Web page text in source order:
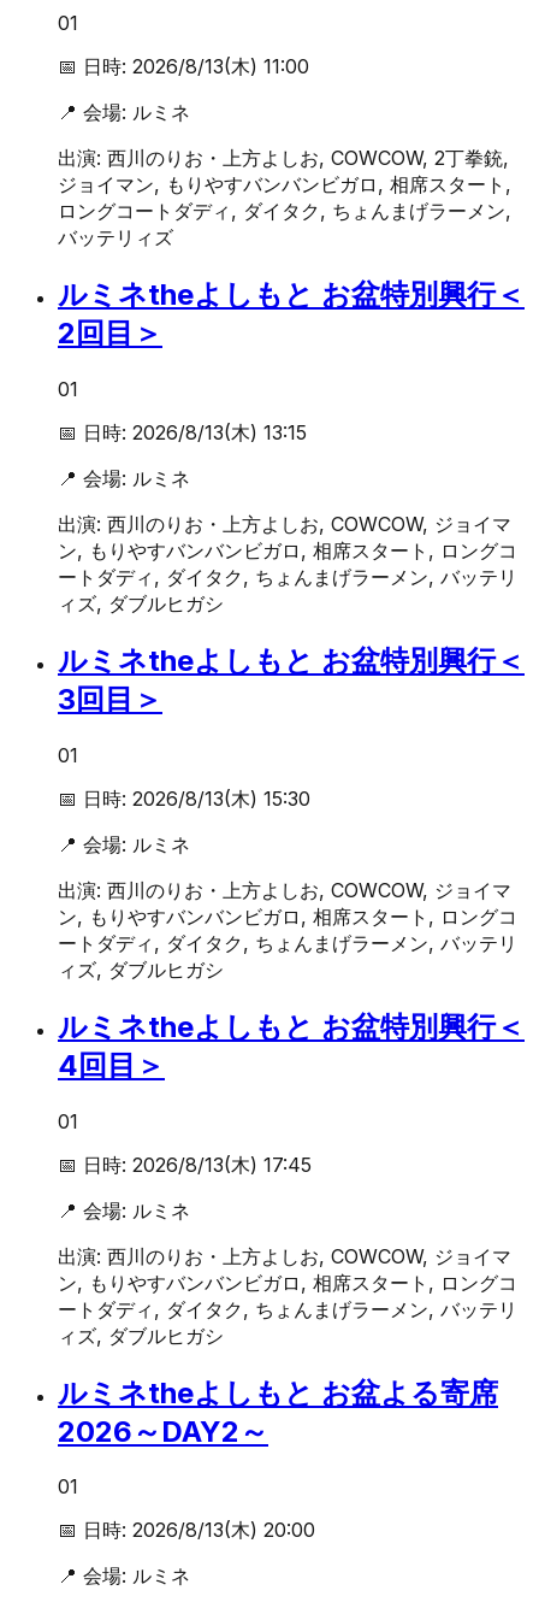
01
📅 日時: 2026/8/13(木) 11:00
📍 会場: ルミネ
出演: 西川のりお・上方よしお, COWCOW, 2丁拳銃,
ジョイマン, もりやすバンバンビガロ, 相席スタート,
ロングコートダディ, ダイタク, ちょんまげラーメン,
バッテリィズ
ルミネtheよしもと お盆特別興行＜
2回目＞
01
📅 日時: 2026/8/13(木) 13:15
📍 会場: ルミネ
出演: 西川のりお・上方よしお, COWCOW, ジョイマ
ン, もりやすバンバンビガロ, 相席スタート, ロングコ
ートダディ, ダイタク, ちょんまげラーメン, バッテリ
ィズ, ダブルヒガシ
ルミネtheよしもと お盆特別興行＜
3回目＞
01
📅 日時: 2026/8/13(木) 15:30
📍 会場: ルミネ
出演: 西川のりお・上方よしお, COWCOW, ジョイマ
ン, もりやすバンバンビガロ, 相席スタート, ロングコ
ートダディ, ダイタク, ちょんまげラーメン, バッテリ
ィズ, ダブルヒガシ
ルミネtheよしもと お盆特別興行＜
4回目＞
01
📅 日時: 2026/8/13(木) 17:45
📍 会場: ルミネ
出演: 西川のりお・上方よしお, COWCOW, ジョイマ
ン, もりやすバンバンビガロ, 相席スタート, ロングコ
ートダディ, ダイタク, ちょんまげラーメン, バッテリ
ィズ, ダブルヒガシ
ルミネtheよしもと お盆よる寄席
2026～DAY2～
01
📅 日時: 2026/8/13(木) 20:00
📍 会場: ルミネ